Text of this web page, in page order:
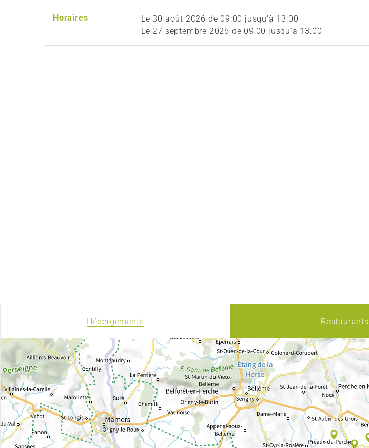
Horaires Le 30 août 2026 de 09:00 jusqu'à 13:00
Le 27 septembre 2026 de 09:00 jusqu'à 13:00
Hébergements Restaurants